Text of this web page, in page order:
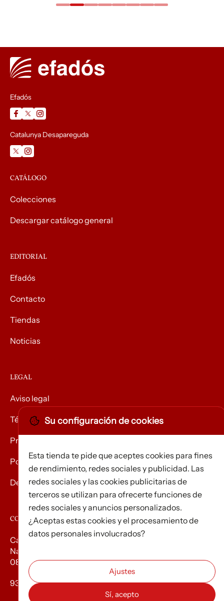
Efadós
Catalunya Desapareguda
CATÁLOGO
Colecciones
Descargar catálogo general
EDITORIAL
Efadós
Contacto
Tiendas
Noticias
LEGAL
Aviso legal
Términos y condiciones
Privacidad
Política de Cookies
Devolución de mercancías
CONTACTO
Carrer d’Edison, 3
Nau A. Polígon industrial Les Torrenteres
08754 El Papiol
93 673 12 12
Su configuración de cookies
Esta tienda te pide que aceptes cookies para fines
de rendimiento, redes sociales y publicidad. Las
redes sociales y las cookies publicitarias de
terceros se utilizan para ofrecerte funciones de
redes sociales y anuncios personalizados.
¿Aceptas estas cookies y el procesamiento de
datos personales involucrados?